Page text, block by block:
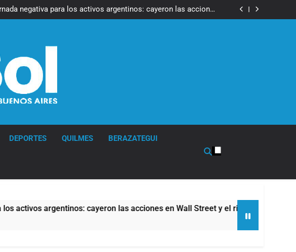
Ley de Propiedad Privada
negativa para los activos argentinos: cayeron las acciones
en Wall Street y el riesgo país quedó al borde de los 450 puntos
Macri condenó los disturbios frente al Congreso y calificó a los
negativa para los activos argentinos: cayeron las acciones
Macri condenó los disturbios frente al Congreso y calificó a los
Día Internacional de la Cerveza: los tres secretos para servirla
DEPORTES QUILMES BERAZATEGUI
cayeron las acciones en Wall Street y el riesgo país quedó al borde